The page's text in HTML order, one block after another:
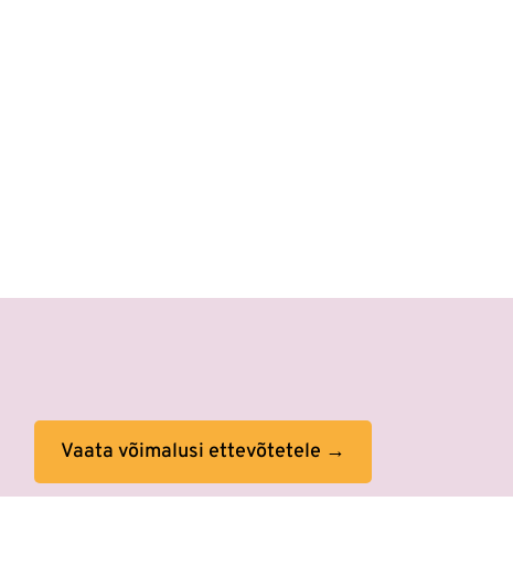
Vaata võimalusi ettevõtetele →